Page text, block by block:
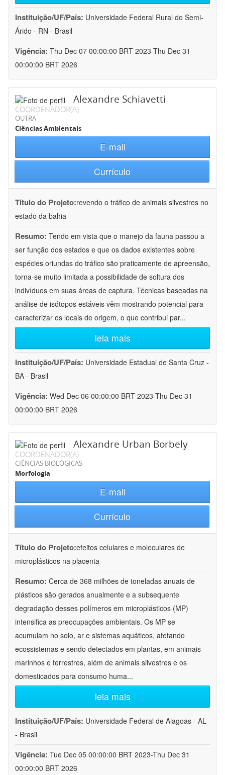
Instituição/UF/País: Universidade Federal Rural do Semi-
Árido - RN - Brasil
Vigência: Thu Dec 07 00:00:00 BRT 2023-Thu Dec 31
00:00:00 BRT 2026
Alexandre Schiavetti
COORDENADOR(A)
OUTRA
Ciências Ambientais
E-mail
Currículo
Título do Projeto:revendo o tráfico de animais silvestres no
estado da bahia
Resumo: Tendo em vista que o manejo da fauna passou a
ser função dos estados e que os dados existentes sobre
espécies oriundas do tráfico são praticamente de apreensão,
torna-se muito limitada a possibilidade de soltura dos
indivíduos em suas áreas de captura. Técnicas baseadas na
análise de isótopos estáveis vêm mostrando potencial para
caracterizar os locais de origem, o que contribui par...
leia mais
Instituição/UF/País: Universidade Estadual de Santa Cruz -
BA - Brasil
Vigência: Wed Dec 06 00:00:00 BRT 2023-Thu Dec 31
00:00:00 BRT 2026
Alexandre Urban Borbely
COORDENADOR(A)
CIÊNCIAS BIOLÓGICAS
Morfologia
E-mail
Currículo
Título do Projeto:efeitos celulares e moleculares de
microplásticos na placenta
Resumo: Cerca de 368 milhões de toneladas anuais de
plásticos são gerados anualmente e a subsequente
degradação desses polímeros em microplásticos (MP)
intensifica as preocupações ambientais. Os MP se
acumulam no solo, ar e sistemas aquáticos, afetando
ecossistemas e sendo detectados em plantas, em animais
marinhos e terrestres, além de animais silvestres e os
domesticados para consumo huma...
leia mais
Instituição/UF/País: Universidade Federal de Alagoas - AL
- Brasil
Vigência: Tue Dec 05 00:00:00 BRT 2023-Thu Dec 31
00:00:00 BRT 2026